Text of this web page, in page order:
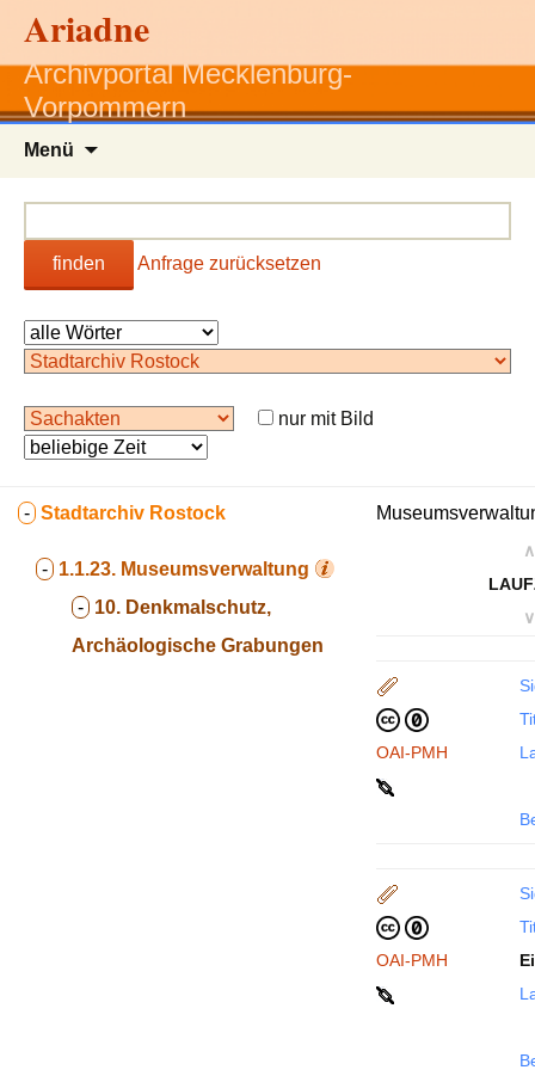
Ariadne
Archivportal Mecklenburg-
Vorpommern
Menü
finden Anfrage zurücksetzen
nur mit Bild
- Stadtarchiv Rostock
- 1.1.23. Museumsverwaltung
- 10. Denkmalschutz,
Archäologische Grabungen
∧
∨
OAI-PMH
OAI-PMH